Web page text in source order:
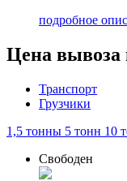
подробное
Цена вывоза
Транспорт
Грузчики
1,5 тонны 5 тонн 10
Свободен